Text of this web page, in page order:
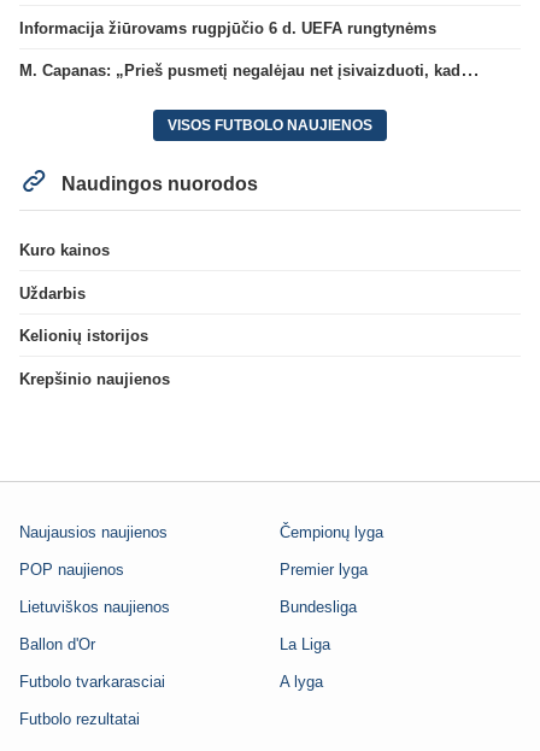
Informacija žiūrovams rugpjūčio 6 d. UEFA rungtynėms
M. Capanas: „Prieš pusmetį negalėjau net įsivaizduoti, kad žaisime prieš „Hajduk“
VISOS FUTBOLO NAUJIENOS
Naudingos nuorodos
Kuro kainos
Uždarbis
Kelionių istorijos
Krepšinio naujienos
Naujausios naujienos
POP naujienos
Lietuviškos naujienos
Ballon d'Or
Futbolo tvarkarasciai
Futbolo rezultatai
Čempionų lyga
Premier lyga
Bundesliga
La Liga
A lyga